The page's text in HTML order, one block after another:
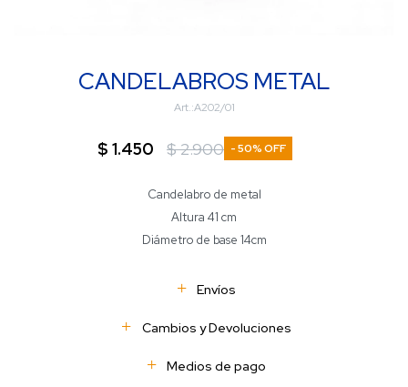
CANDELABROS METAL
A202/01
$ 1.450 $2.900 50
Candelabro de metal
Altura 41 cm
Diámetro de base 14cm
Envíos
Cambios y Devoluciones
Medios de pago